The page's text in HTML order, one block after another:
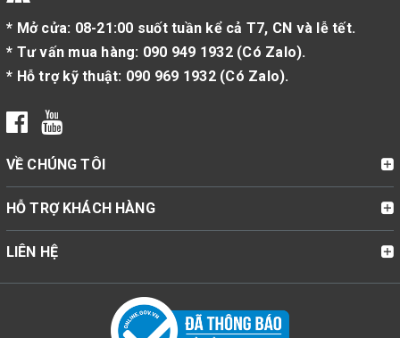
* Mở cửa: 08-21:00 suốt tuần kể cả T7, CN và lễ tết.
* Tư vấn mua hàng: 090 949 1932(Có Zalo).
* Hỗ trợ kỹ thuật: 090 969 1932(Có Zalo).
VỀ CHÚNG TÔI
HỖ TRỢ KHÁCH HÀNG
LIÊN HỆ